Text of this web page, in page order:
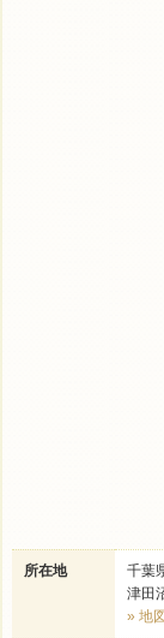
所在地
千葉
津田
» 地